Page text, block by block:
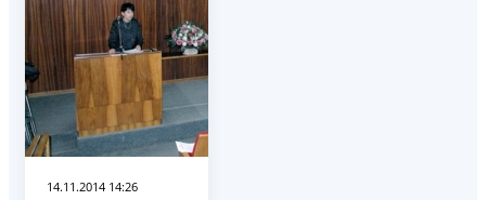
14.11.2014 14:26